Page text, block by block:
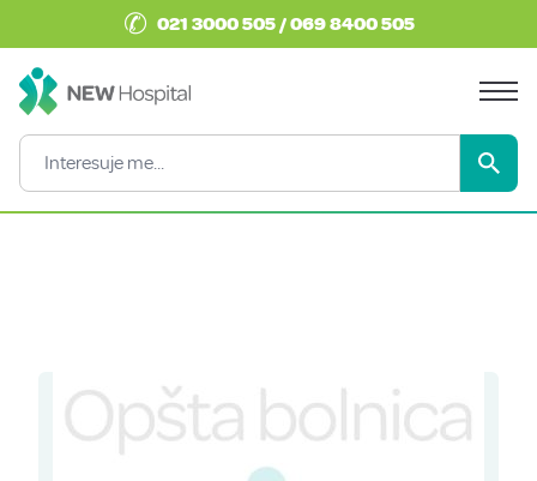
✆ 021 3000 505 / 069 8400 505